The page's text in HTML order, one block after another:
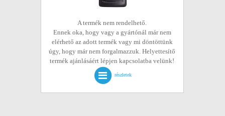
A termék nem rendelhető.
Ennek oka, hogy vagy a gyártónál már nem
elérhető az adott termék vagy mi döntöttünk
úgy, hogy már nem forgalmazzuk. Helyettesítő
termék ajánlásáért lépjen kapcsolatba velünk!
részletek